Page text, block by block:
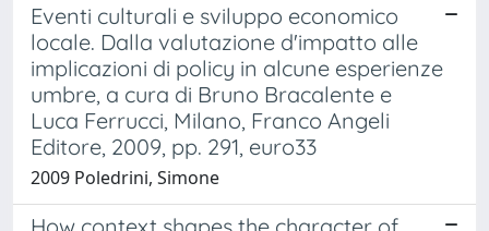
Eventi culturali e sviluppo economico
locale. Dalla valutazione d'impatto alle
implicazioni di policy in alcune esperienze
umbre, a cura di Bruno Bracalente e
Luca Ferrucci, Milano, Franco Angeli
Editore, 2009, pp. 291, euro33
2009 Poledrini, Simone